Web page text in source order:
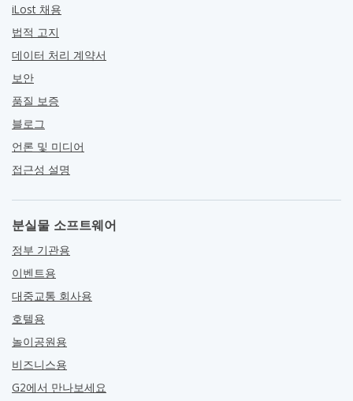
iLost 채용
법적 고지
데이터 처리 계약서
보안
품질 보증
블로그
언론 및 미디어
접근성 설명
분실물 소프트웨어
정부 기관용
이벤트용
대중교통 회사용
호텔용
놀이공원용
비즈니스용
G2에서 만나보세요